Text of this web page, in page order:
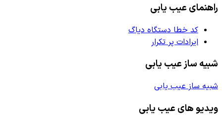
راهنمای عیب یابی
کد خطا دستگاه دیاگ
ایرادات پر تکرار
شبیه ساز عیب یابی
شبیه ساز عیب یابی
ویدیو های عیب یابی